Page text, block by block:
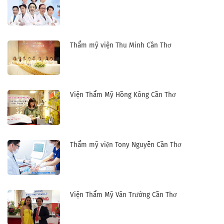
Thẩm mỹ viện Thu Minh Cần Thơ
Viện Thẩm Mỹ Hồng Kông Cần Thơ
Thẩm mỹ viện Tony Nguyễn Cần Thơ
Viện Thẩm Mỹ Văn Trường Cần Thơ